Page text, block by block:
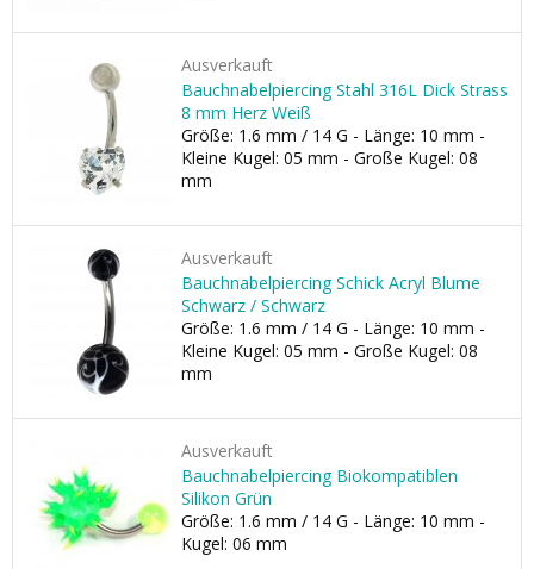
Ausverkauft
Bauchnabelpiercing Stahl 316L Dick Strass
8 mm Herz Weiß
Größe: 1.6 mm / 14 G - Länge: 10 mm -
Kleine Kugel: 05 mm - Große Kugel: 08
mm
Ausverkauft
Bauchnabelpiercing Schick Acryl Blume
Schwarz / Schwarz
Größe: 1.6 mm / 14 G - Länge: 10 mm -
Kleine Kugel: 05 mm - Große Kugel: 08
mm
Ausverkauft
Bauchnabelpiercing Biokompatiblen
Silikon Grün
Größe: 1.6 mm / 14 G - Länge: 10 mm -
Kugel: 06 mm